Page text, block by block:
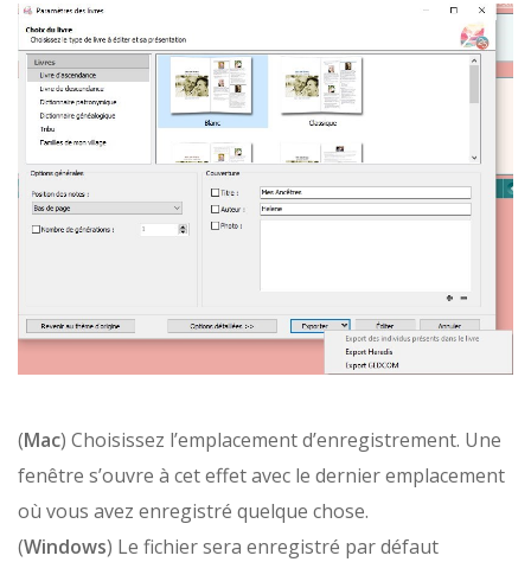
(Mac) Choisissez l’emplacement d’enregistrement. Une
fenêtre s’ouvre à cet effet avec le dernier emplacement
où vous avez enregistré quelque chose.
(Windows) Le fichier sera enregistré par défaut